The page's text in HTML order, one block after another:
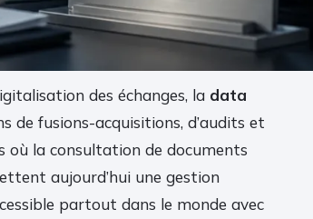
des échanges, la data
de fusions-acquisitions, d’audits et
où la consultation de documents
aujourd’hui une gestion
partout dans le monde avec